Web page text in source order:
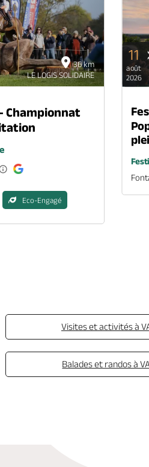
36 km
LE LOGIS SOLIDAIRE
Championnat
Eco-Engagé
11
août
2026
Visites et activités à
Balades et randos à